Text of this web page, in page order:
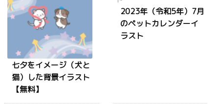
七夕をイメージ（犬と
猫）した背景イラスト
【無料】
2023年（令和5年）7月
のペットカレンダーイ
ラスト